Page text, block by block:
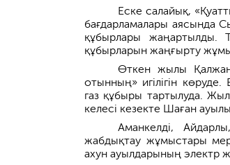
Еске салайық,
бағдарламалары аясында
құбырлары жаңартылды.
құбырларын жаңғырту
Өткен жылы Қалжан
отынның» игілігін
газ құбыры тартылуда.
келесі кезекте Шаған
Аманкелді,
жабдықтау жұмыстары
ахун ауылдарының электр